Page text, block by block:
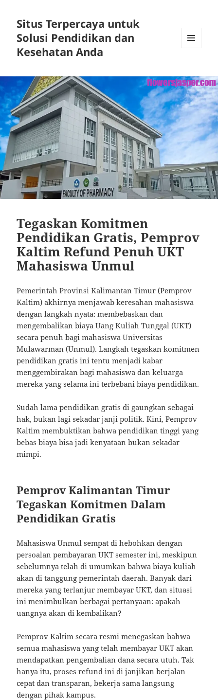
Situs Terpercaya untuk
Solusi Pendidikan dan
Kesehatan Anda
Tegaskan Komitmen
Pendidikan Gratis, Pemprov
Kaltim Refund Penuh UKT
Mahasiswa Unmul
Pemerintah Provinsi Kalimantan Timur (Pemprov
Kaltim) akhirnya menjawab keresahan mahasiswa
dengan langkah nyata: membebaskan dan
mengembalikan biaya Uang Kuliah Tunggal (UKT)
secara penuh bagi mahasiswa Universitas
Mulawarman (Unmul). Langkah tegaskan komitmen
pendidikan gratis ini tentu menjadi kabar
menggembirakan bagi mahasiswa dan keluarga
mereka yang selama ini terbebani biaya pendidikan.
Sudah lama pendidikan gratis di gaungkan sebagai
hak, bukan lagi sekadar janji politik. Kini, Pemprov
Kaltim membuktikan bahwa pendidikan tinggi yang
bebas biaya bisa jadi kenyataan bukan sekadar
mimpi.
Pemprov Kalimantan Timur
Tegaskan Komitmen Dalam
Pendidikan Gratis
Mahasiswa Unmul sempat di hebohkan dengan
persoalan pembayaran UKT semester ini, meskipun
sebelumnya telah di umumkan bahwa biaya kuliah
akan di tanggung pemerintah daerah. Banyak dari
mereka yang terlanjur membayar UKT, dan situasi
ini menimbulkan berbagai pertanyaan: apakah
uangnya akan di kembalikan?
Pemprov Kaltim secara resmi menegaskan bahwa
semua mahasiswa yang telah membayar UKT akan
mendapatkan pengembalian dana secara utuh. Tak
hanya itu, proses refund ini di janjikan berjalan
cepat dan transparan, bekerja sama langsung
dengan pihak kampus.